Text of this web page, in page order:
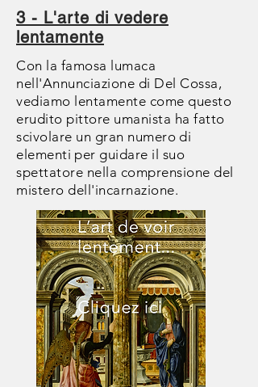
3 - L'arte di vedere
lentamente
Con la famosa lumaca
nell'Annunciazione di Del Cossa,
vediamo lentamente come questo
erudito pittore umanista ha fatto
scivolare un gran numero di
elementi per guidare il suo
spettatore nella comprensione del
mistero dell'incarnazione.